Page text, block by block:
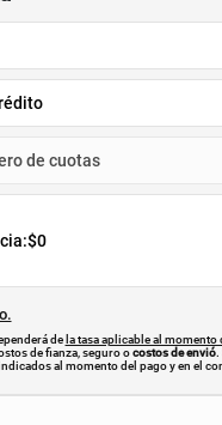
$0
de la tasa aplicable al
de fianza, seguro ocostos de envió.
al momento del pago y en el